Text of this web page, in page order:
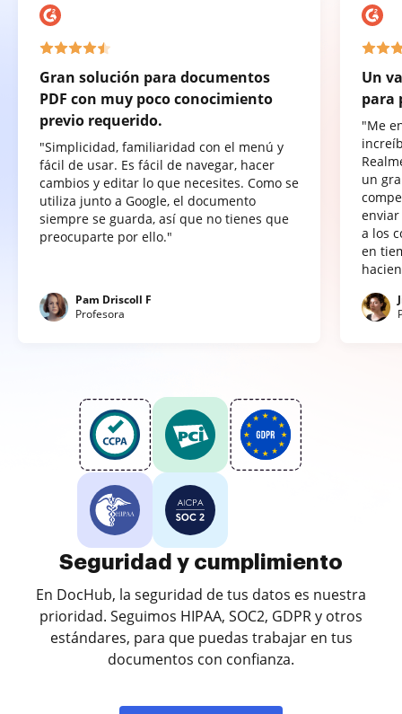
Gran solución para documentos
PDF con muy poco conocimiento
previo requerido.
"Simplicidad, familiaridad con el menú y
fácil de usar. Es fácil de navegar, hacer
cambios y editar lo que necesites. Como se
utiliza junto a Google, el documento
siempre se guarda, así que no tienes que
preocuparte por ello."
Pam Driscoll F
Profesora
Un
para
"Me
un
a los
en
Seguridad y cumplimiento
En DocHub, la seguridad de tus datos es nuestra
prioridad. Seguimos HIPAA, SOC2, GDPR y otros
estándares, para que puedas trabajar en tus
documentos con confianza.